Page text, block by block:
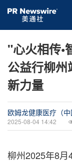
"心火相传•
公益行柳
新力量
欧姆龙健康医疗（
2025-08-04 14:42
柳州2025年8月